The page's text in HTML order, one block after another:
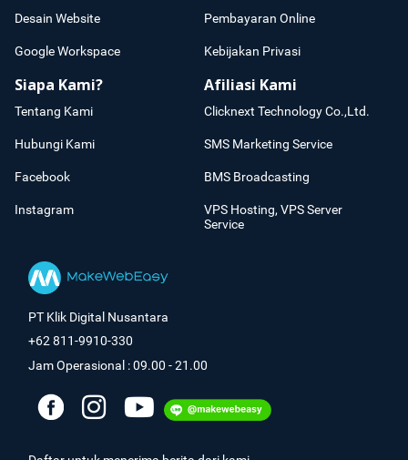
Desain Website
Google Workspace
Pembayaran Online
Kebijakan Privasi
Siapa Kami?
Tentang Kami
Hubungi Kami
Facebook
Instagram
Afiliasi Kami
Clicknext Technology Co.,Ltd.
SMS Marketing Service
BMS Broadcasting
VPS Hosting, VPS Server
Service
PT Klik Digital Nusantara
+62 811-9910-330
Jam Operasional : 09.00 - 21.00